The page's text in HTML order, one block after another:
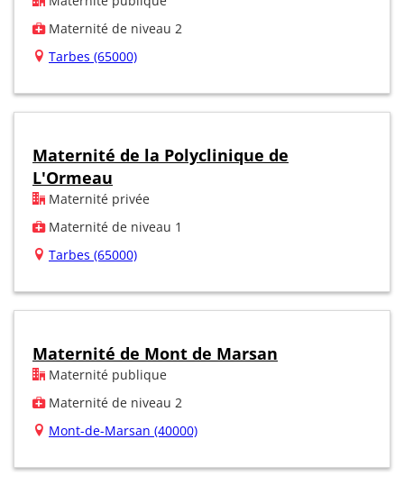
Maternité de niveau 2
Tarbes (65000)
Maternité de la Polyclinique de
L'Ormeau
Maternité privée
Maternité de niveau 1
Tarbes (65000)
Maternité de Mont de Marsan
Maternité publique
Maternité de niveau 2
Mont-de-Marsan (40000)